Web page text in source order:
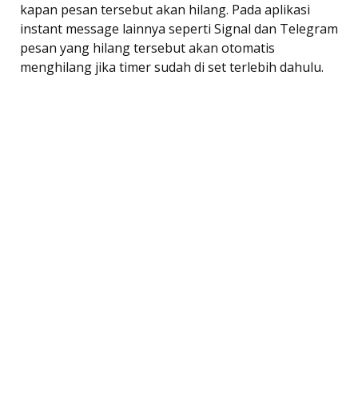
kapan pesan tersebut akan hilang. Pada aplikasi
instant message lainnya seperti Signal dan Telegram
pesan yang hilang tersebut akan otomatis
menghilang jika timer sudah di set terlebih dahulu.